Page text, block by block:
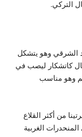
التركي.
الشرقي وهو يتشكل
كاتشكار ليصب في
ويبلغ طول النهر حوالي 68 كم وهو مناسب
من أكثر القلاع
الغربية